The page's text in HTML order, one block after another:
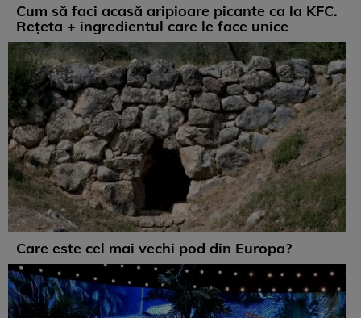
Cum să faci acasă aripioare picante ca la KFC.
Rețeta + ingredientul care le face unice
Care este cel mai vechi pod din Europa?